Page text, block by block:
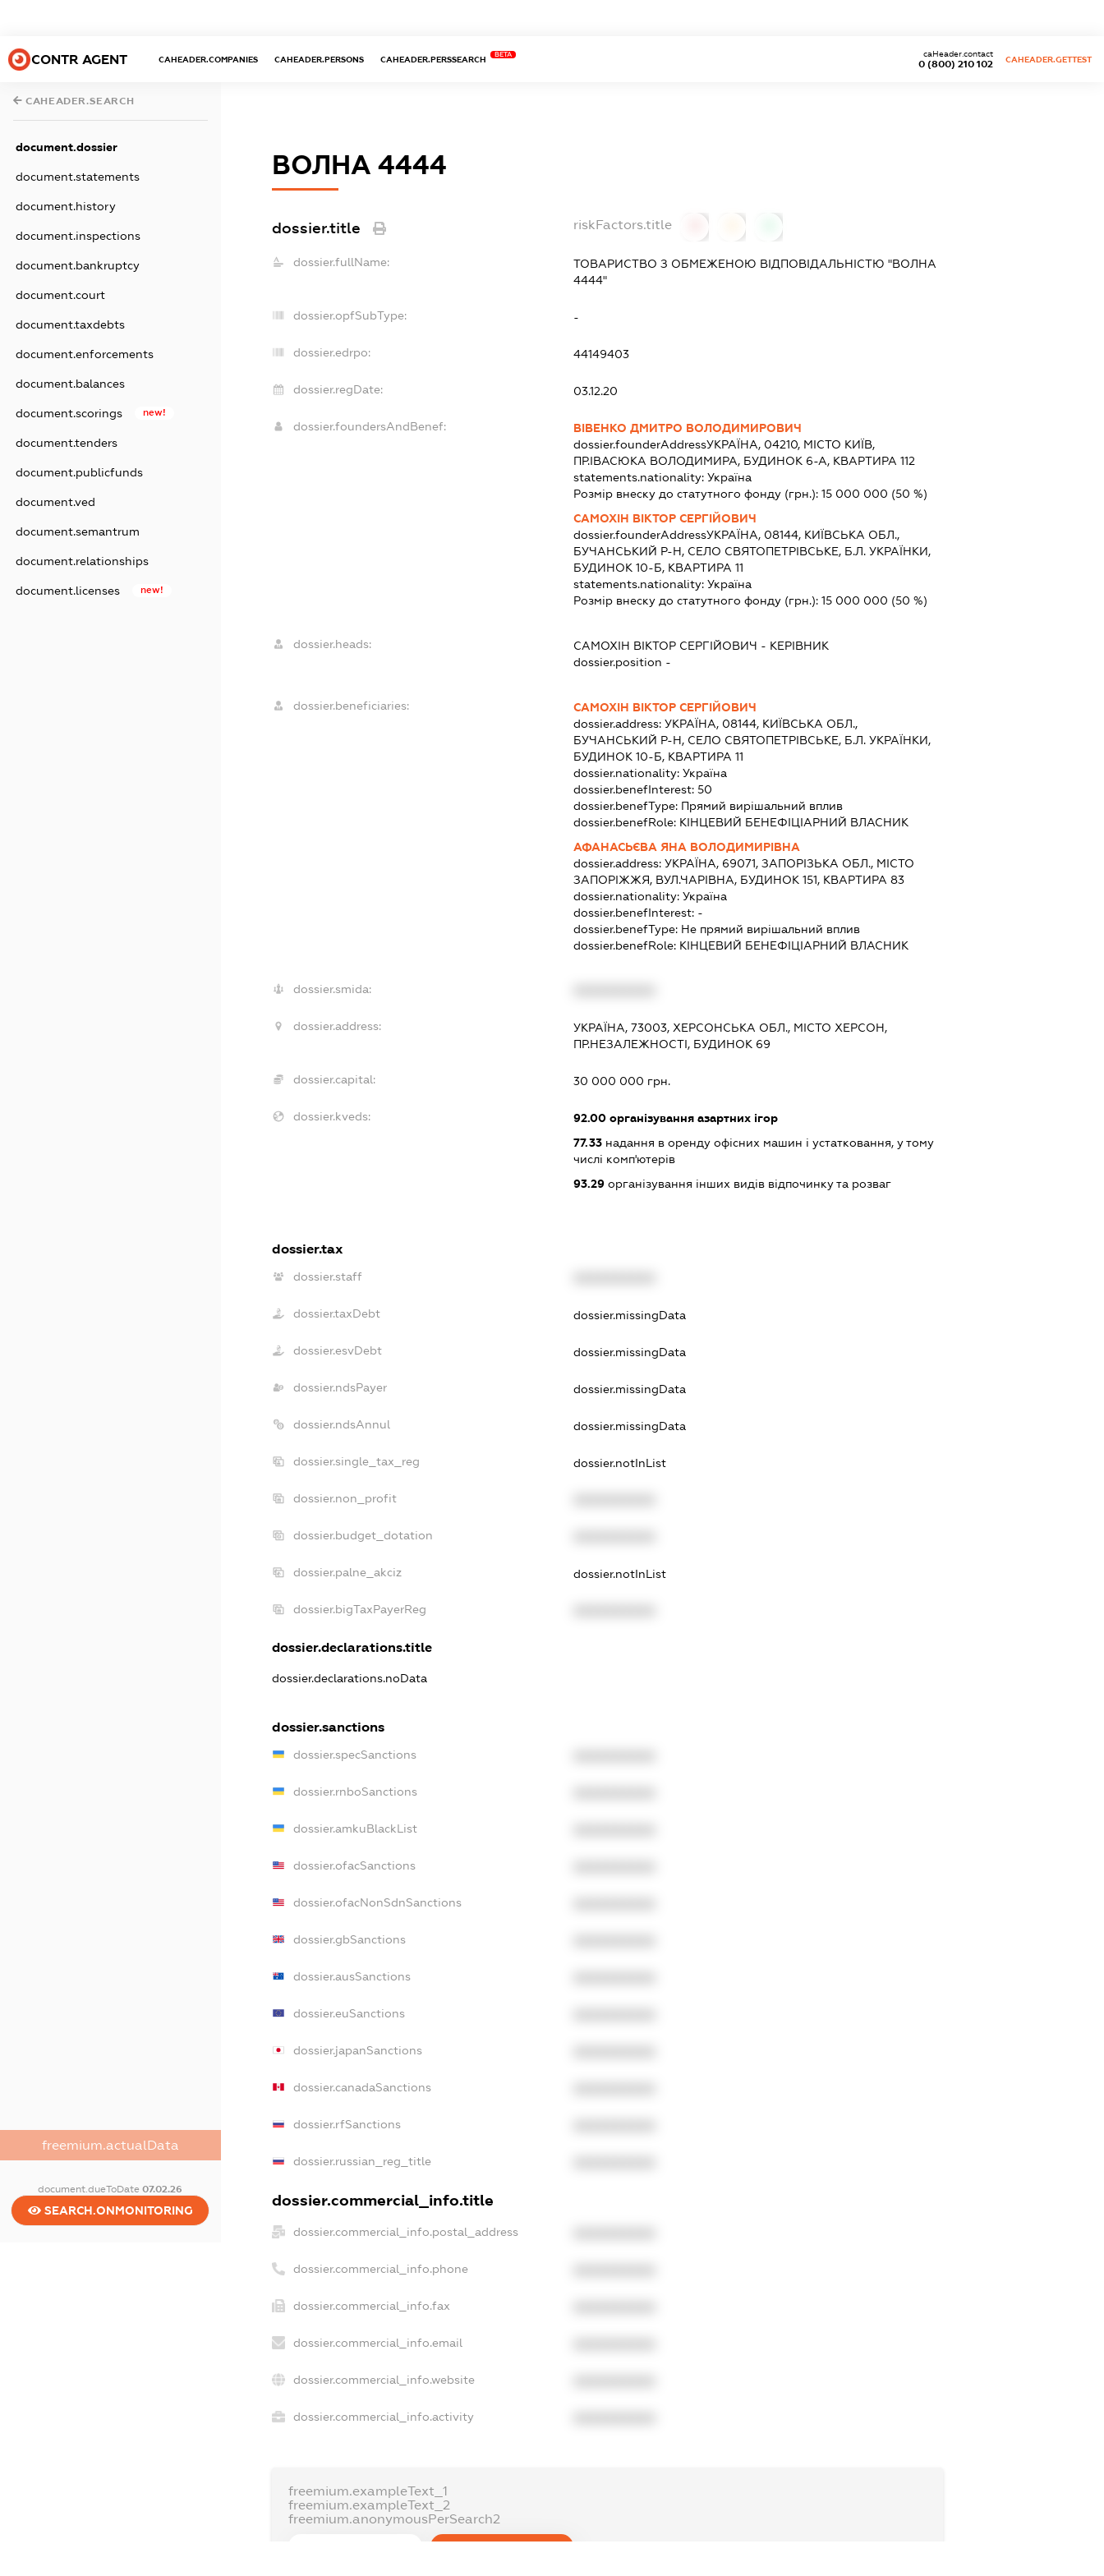
CONTR AGENT CAHEADER.COMPANIES CAHEADER.PERSONS CAHEADER.PERSSEARCH
BETA
0 (800) 210 102
caHeader.contact
CAHEADER.GETTEST
CAHEADER.SEARCH
document.dossier
document.statements
document.history
document.inspections
document.bankruptcy
document.court
document.taxdebts
document.enforcements
document.balances
document.scorings new!
document.tenders
document.publicfunds
document.ved
document.semantrum
document.relationships
document.licenses new!
freemium.actualData
document.dueToDate07.02.26
SEARCH.ONMONITORING
ВОЛНА 4444
dossier.title riskFactors.title
dossier.fullName:
ТОВАРИСТВО З ОБМЕЖЕНОЮ ВІДПОВІДАЛЬНІСТЮ "ВОЛНА
4444"
dossier.opfSubType: -
dossier.edrpo: 44149403
dossier.regDate: 03.12.20
dossier.foundersAndBenef:
ВІВЕНКО ДМИТРО ВОЛОДИМИРОВИЧ
dossier.founderAddressУКРАЇНА, 04210, МІСТО КИЇВ,
ПР.ІВАСЮКА ВОЛОДИМИРА, БУДИНОК 6-А, КВАРТИРА 112
statements.nationality:Україна
Розмір внеску до статутного фонду (грн.):15 000 000 (50 %)
САМОХІН ВІКТОР СЕРГІЙОВИЧ
dossier.founderAddressУКРАЇНА, 08144, КИЇВСЬКА ОБЛ.,
БУЧАНСЬКИЙ Р-Н, СЕЛО СВЯТОПЕТРІВСЬКЕ, Б.Л. УКРАЇНКИ,
БУДИНОК 10-Б, КВАРТИРА 11
statements.nationality:Україна
Розмір внеску до статутного фонду (грн.):15 000 000 (50 %)
dossier.heads: САМОХІН ВІКТОР СЕРГІЙОВИЧ - КЕРІВНИК
dossier.position -
dossier.beneficiaries:
САМОХІН ВІКТОР СЕРГІЙОВИЧ
dossier.address:УКРАЇНА, 08144, КИЇВСЬКА ОБЛ.,
БУЧАНСЬКИЙ Р-Н, СЕЛО СВЯТОПЕТРІВСЬКЕ, Б.Л. УКРАЇНКИ,
БУДИНОК 10-Б, КВАРТИРА 11
dossier.nationality:Україна
dossier.benefInterest:50
dossier.benefType: Прямий вирішальний вплив
dossier.benefRole: КІНЦЕВИЙ БЕНЕФІЦІАРНИЙ ВЛАСНИК
АФАНАСЬЄВА ЯНА ВОЛОДИМИРІВНА
dossier.address:УКРАЇНА, 69071, ЗАПОРІЗЬКА ОБЛ., МІСТО
ЗАПОРІЖЖЯ, ВУЛ.ЧАРІВНА, БУДИНОК 151, КВАРТИРА 83
dossier.nationality:Україна
dossier.benefInterest: -
dossier.benefType: Не прямий вирішальний вплив
dossier.benefRole: КІНЦЕВИЙ БЕНЕФІЦІАРНИЙ ВЛАСНИК
dossier.smida:
dossier.address:
УКРАЇНА, 73003, ХЕРСОНСЬКА ОБЛ., МІСТО ХЕРСОН,
ПР.НЕЗАЛЕЖНОСТІ, БУДИНОК 69
dossier.capital: 30 000 000 грн.
dossier.kveds: 92.00 організування азартних ігор
77.33 надання в оренду офісних машин і устатковання, у тому
числі комп'ютерів
93.29 організування інших видів відпочинку та розваг
dossier.tax
dossier.staff
dossier.taxDebt dossier.missingData
dossier.esvDebt dossier.missingData
dossier.ndsPayer dossier.missingData
dossier.ndsAnnul dossier.missingData
dossier.single_tax_reg dossier.notInList
dossier.non_profit
dossier.budget_dotation
dossier.palne_akciz dossier.notInList
dossier.bigTaxPayerReg
dossier.declarations.title
dossier.declarations.noData
dossier.sanctions
dossier.specSanctions
dossier.rnboSanctions
dossier.amkuBlackList
dossier.ofacSanctions
dossier.ofacNonSdnSanctions
dossier.gbSanctions
dossier.ausSanctions
dossier.euSanctions
dossier.japanSanctions
dossier.canadaSanctions
dossier.rfSanctions
dossier.russian_reg_title
dossier.commercial_info.title
dossier.commercial_info.postal_address
dossier.commercial_info.phone
dossier.commercial_info.fax
dossier.commercial_info.email
dossier.commercial_info.website
dossier.commercial_info.activity
freemium.exampleText_1
freemium.exampleText_2
freemium.anonymousPerSearch2
FREEMIUM.REGISTER